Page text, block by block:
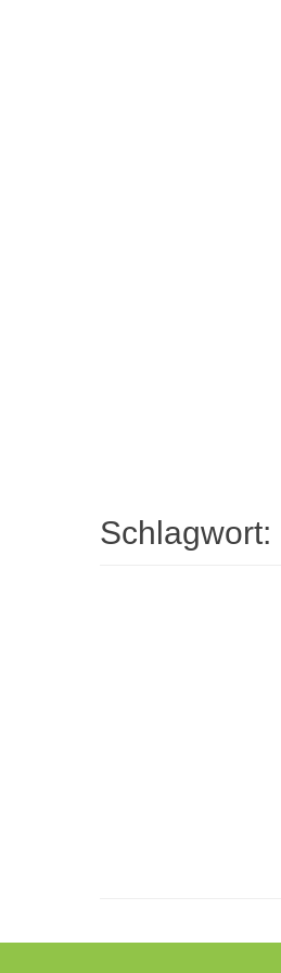
Schlagwort: